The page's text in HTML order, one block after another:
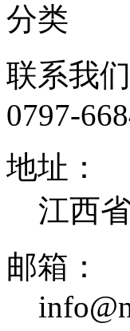
分类
联系我们
0797-
地址：
江西
邮箱：